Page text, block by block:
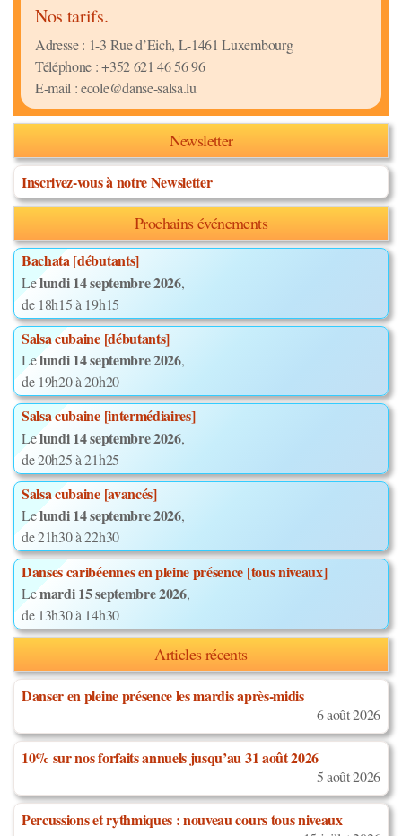
Nos tarifs.
Adresse : 1-3 Rue d’Eich, L-1461 Luxembourg
Téléphone : +352 621 46 56 96
E-mail : ecole@danse-salsa.lu
Newsletter
Inscrivez-vous à notre Newsletter
Prochains événements
Bachata [débutants]
Lelundi 14 septembre 2026,
de 18h15 à 19h15
Salsa cubaine [débutants]
Lelundi 14 septembre 2026,
de 19h20 à 20h20
Salsa cubaine [intermédiaires]
Lelundi 14 septembre 2026,
de 20h25 à 21h25
Salsa cubaine [avancés]
Lelundi 14 septembre 2026,
de 21h30 à 22h30
Danses caribéennes en pleine présence [tous niveaux]
Lemardi 15 septembre 2026,
de 13h30 à 14h30
Articles récents
Danser en pleine présence les mardis après-midis
6 août 2026
10% sur nos forfaits annuels jusqu’au 31 août 2026
5 août 2026
Percussions et rythmiques : nouveau cours tous niveaux